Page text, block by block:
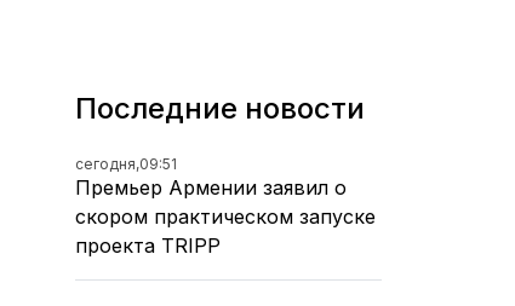
Последние новости
сегодня,09:51
Премьер Армении заявил о
скором практическом запуске
проекта TRIPP